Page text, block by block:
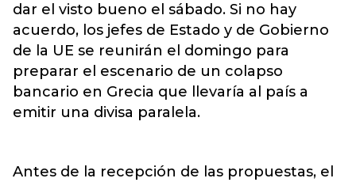
dar el visto bueno el sábado. Si no hay
acuerdo, los jefes de Estado y de Gobierno
de la UE se reunirán el domingo para
preparar el escenario de un colapso
bancario en Grecia que llevaría al país a
emitir una divisa paralela.
Antes de la recepción de las propuestas, el